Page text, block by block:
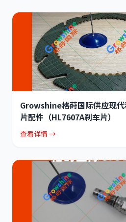
Growshine格莳国际供应现
片配件（HL7607A刹车片）
查看详情 →